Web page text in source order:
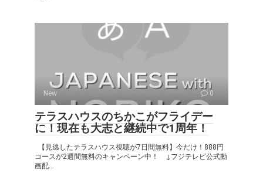
New 0
テラスハウスのちかこがフライデー
に！現在も大志と継続中で1周年！
【見逃したテラスハウス視聴が7日間無料】今だけ！888円
コースが2週間無料のキャンペーン中！ ↓フジテレビ公式動
画配...